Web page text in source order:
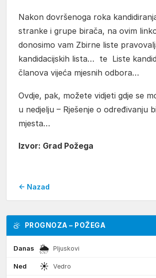
Nakon dovršenoga roka
stranke i grupe birača, na ovim
donosimo vam Zbirne liste
kandidacijskih lista… te Liste
članova vijeća mjesnih odbora…
Ovdje, pak, možete vidjeti gdje se
u nedjelju – Rješenje o određivanju
mjesta…
Izvor: Grad Požega
← Nazad
PROGNOZA – POŽEGA
Danas 🌦 Pljuskovi
Ned ☀ Vedro